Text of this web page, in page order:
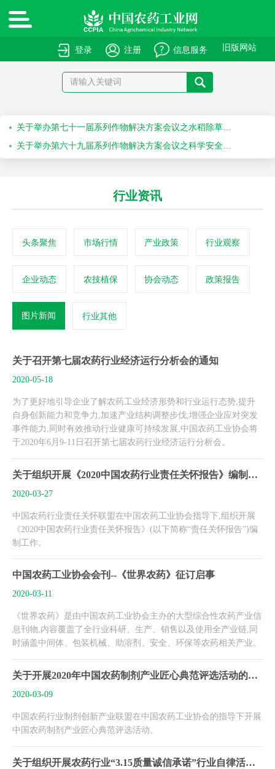
旧版网站
信息服务
注册
登录
绿色高质量农药产品报送指南
关于申报绿色高质量农药产品的通知
关于召开“第十届农药安全科学使用专题会”的通知
关于召开“2026斯里兰卡国际农化产品展览会”的通知
关于举办第七十一届系列作物解决方案会议之水稻除草剂科学安全使用培训会的通知
关于举办第六十九届系列作物解决方案会议之科学安全使用农药及作物单产提升技术培训会的通知
行业资讯
头条聚焦 市场行情 产业政策 行业观察
企业动态 农技植保 协会动态 政策报告
图片新闻 行业其他
关于召开第七届农药行业经济运行分析会的通知
2020-05-18
为了更好地引导企业了解农药工业经济形势和行业运行态势,提升
自身创新能力和竞争力,加速产业结构调整步伐,增强企业应对突发
事件能力,同时有效推动行业健康可持续发展,中国农药工业协会将
于2020年6月9-11日召开第七届农药行业经济运行分析会。
关于组织开展《2020中国农药行业责任关怀报告》编制工作的通知
2020-03-27
中国农药行业责任关怀联盟在中国农药工业协会指导下,组织开展
《2020中国农药行业责任关怀报告》(以下简称“责任关怀报告”)编
制工作。
中国农药工业协会会刊--《世界农药》征订启事
2020-03-11
《世界农药》是由中国农药工业协会主办的大型综合性农药产业信
息刊物,内容覆盖了全行业科研、生产、销售以及使用全产业链,同
时涵盖中间体、包装机械、助溶剂、安全、环保等农药相关产业。
关于开展2020年中国农药制剂产业匠心典范评选活动的通知
2020-03-09
中国农药行业制剂创新产业联盟在中国农药工业协会的指导下开展
中国农药制剂产业匠心典范评选活动。
关于组织开展农药行业“3.15质量诚信承诺”行业自律活动的通知